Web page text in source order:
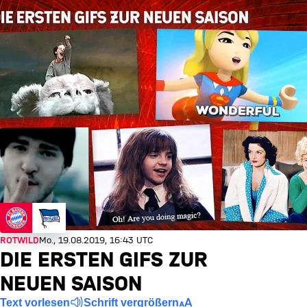
ROTWILDMo., 19.08.2019, 16:43 UTC
DIE ERSTEN GIFS ZUR
NEUEN SAISON
Text vorlesen Schrift vergrößern